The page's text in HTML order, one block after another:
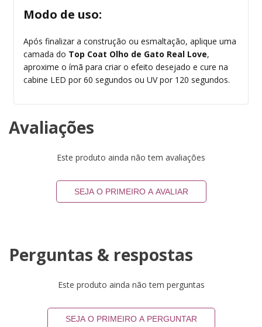
Modo de uso:
Após finalizar a construção ou esmaltação, aplique uma
camada do Top Coat Olho de Gato Real Love,
aproxime o ímã para criar o efeito desejado e cure na
cabine LED por 60 segundos ou UV por 120 segundos.
Avaliações
Este produto ainda não tem avaliações
SEJA O PRIMEIRO A AVALIAR
Perguntas & respostas
Este produto ainda não tem perguntas
SEJA O PRIMEIRO A PERGUNTAR